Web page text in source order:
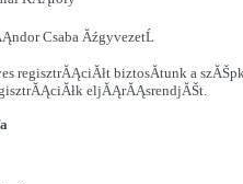
Csaba ĂźgyvezetĹ
regisztrĂĄciĂłt biztosĂ­tunk a
eljĂĄrĂĄsrendjĂŠt.